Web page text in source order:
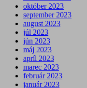
október 2023
september 2023
august 2023
júl 2023
jún 2023
máj 2023
apríl 2023
marec 2023
február 2023
január 2023